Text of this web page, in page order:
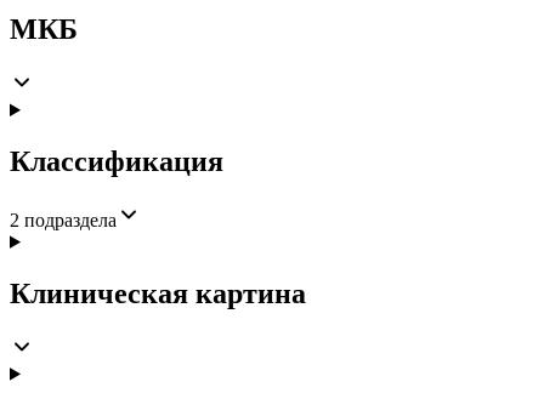
МКБ
Классификация
2 подраздела
Клиническая картина